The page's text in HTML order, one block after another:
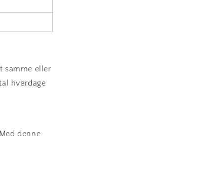
samme eller
hverdage
denne